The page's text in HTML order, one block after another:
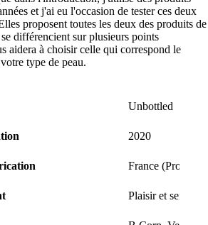
et j'ai eu l'occasion de tester ces deux
proposent toutes les deux des produits de
différencient sur plusieurs points
aidera à choisir celle qui correspond le
type de peau.
Unbottled
2020
France
Plaisir et